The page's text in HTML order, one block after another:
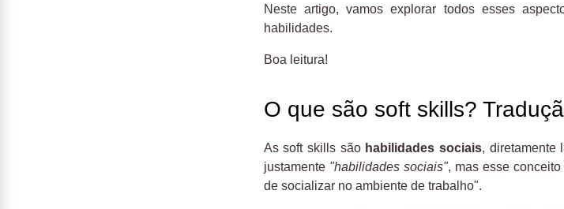
Neste artigo, vamos explorar todos esses
habilidades.
Boa leitura!
O que são soft skills?
As soft skills são habilidades sociais, diretamente
justamente "habilidades sociais", mas esse
de socializar no ambiente de trabalho".